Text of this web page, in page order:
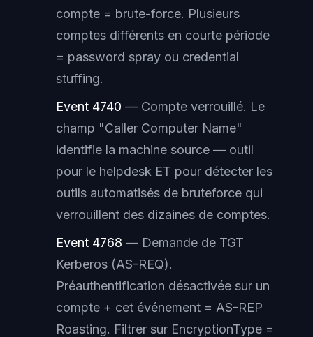
compte = brute-force. Plusieurs
comptes différents en courte période
= password spray ou credential
stuffing.
Event 4740 — Compte verrouillé. Le
champ "Caller Computer Name"
identifie la machine source — outil
pour le helpdesk ET pour détecter les
outils automatisés de bruteforce qui
verrouillent des dizaines de comptes.
Event 4768 — Demande de TGT
Kerberos (AS-REQ).
Préauthentification désactivée sur un
compte + cet événement = AS-REP
Roasting. Filtrer sur EncryptionType =